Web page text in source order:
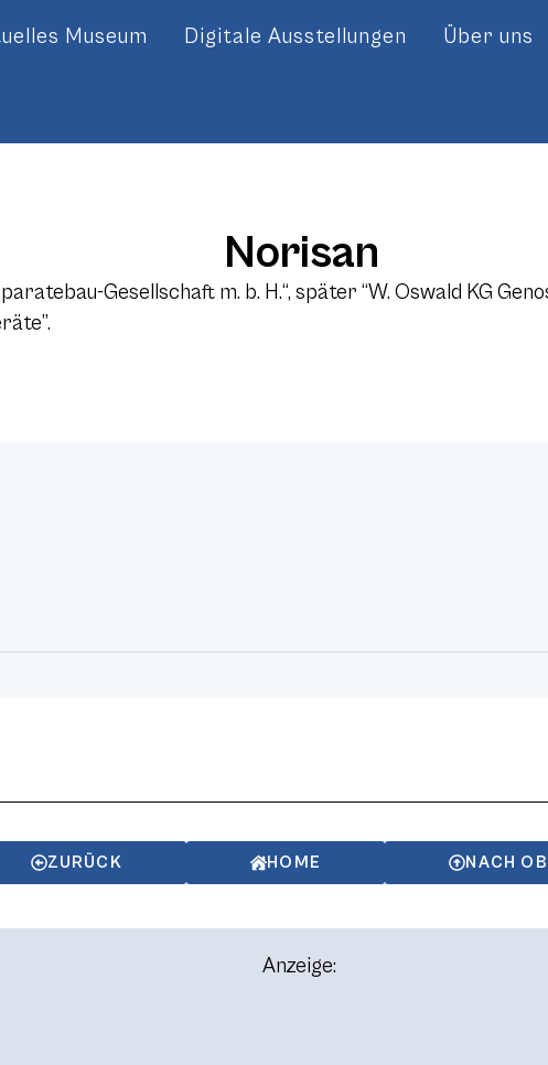
Museum Digitale Ausstellungen Über uns
Norisan
Gesellschaft m. b. H.“, später “W. Oswald KG
ZURÜCK HOME NACH
Anzeige: